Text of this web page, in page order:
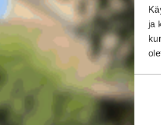
ja
valinta